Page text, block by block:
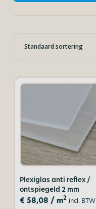
Plexiglas anti reflex /
ontspiegeld 2 mm
€ 58,08 / m2 incl. BTW